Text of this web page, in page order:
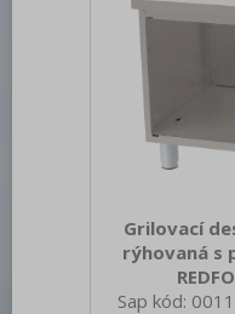
Grilovací
rýhovaná s
Sap kód: